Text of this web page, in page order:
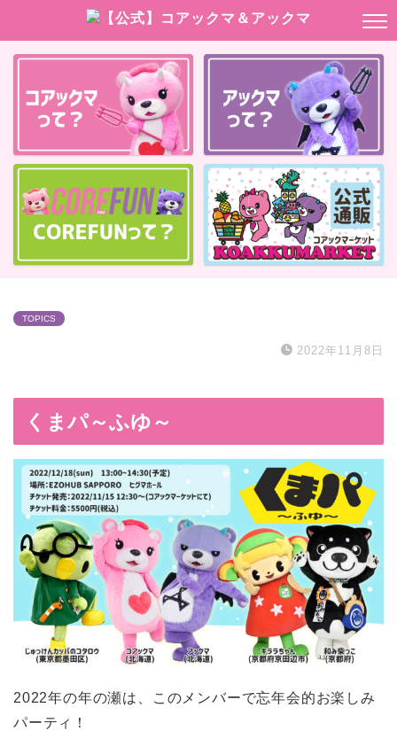
TOPICS
2022年11月8日
くまパ～ふゆ～
2022年の年の瀬は、このメンバーで忘年会的お楽しみ
パーティ！